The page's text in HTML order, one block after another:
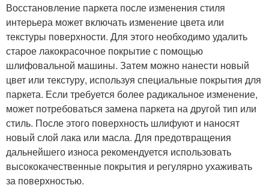
Восстановление паркета после изменения стиля
интерьера может включать изменение цвета или
текстуры поверхности. Для этого необходимо удалить
старое лакокрасочное покрытие с помощью
шлифовальной машины. Затем можно нанести новый
цвет или текстуру, используя специальные покрытия для
паркета. Если требуется более радикальное изменение,
может потребоваться замена паркета на другой тип или
стиль. После этого поверхность шлифуют и наносят
новый слой лака или масла. Для предотвращения
дальнейшего износа рекомендуется использовать
высококачественные покрытия и регулярно ухаживать
за поверхностью.